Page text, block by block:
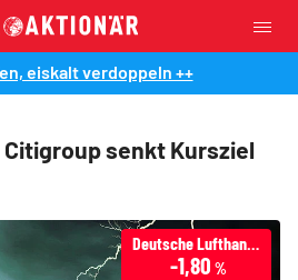
eiskalt verdoppeln ++
senkt Kursziel
Deutsche Lufthansa
-1,80 %